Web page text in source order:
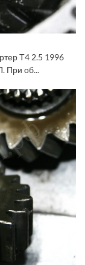
Т4 2.5 1996
При об...